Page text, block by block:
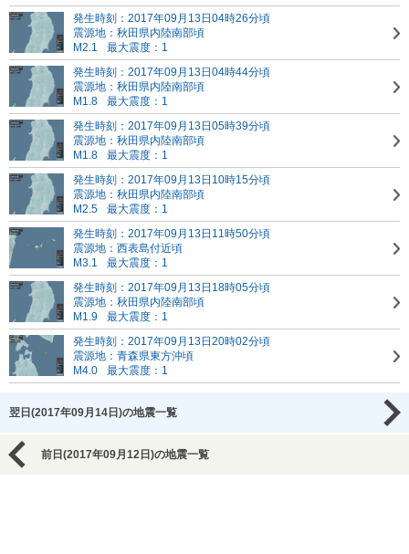
発生時刻：2017年09月13日04時26分頃
震源地：秋田県内陸南部頃
M2.1
最大震度：1
発生時刻：2017年09月13日04時44分頃
震源地：秋田県内陸南部頃
M1.8
最大震度：1
発生時刻：2017年09月13日05時39分頃
震源地：秋田県内陸南部頃
M1.8
最大震度：1
発生時刻：2017年09月13日10時15分頃
震源地：秋田県内陸南部頃
M2.5
最大震度：1
発生時刻：2017年09月13日11時50分頃
震源地：西表島付近頃
M3.1
最大震度：1
発生時刻：2017年09月13日18時05分頃
震源地：秋田県内陸南部頃
M1.9
最大震度：1
発生時刻：2017年09月13日20時02分頃
震源地：青森県東方沖頃
M4.0
最大震度：1
翌日(2017年09月14日)の地震一覧
前日(2017年09月12日)の地震一覧